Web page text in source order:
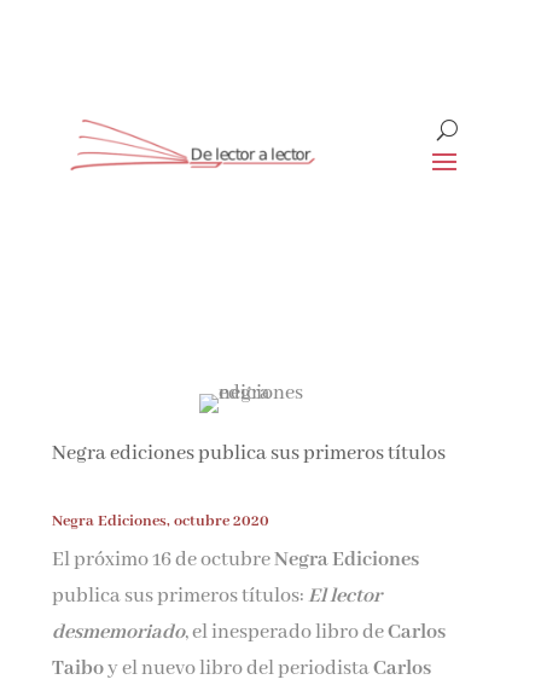
Negra ediciones publica sus primeros títulos
Negra Ediciones, octubre 2020
El próximo 16 de octubreNegra Ediciones
publica sus primeros títulos:El lector
desmemoriado, el inesperado libro deCarlos
Taiboy el nuevo libro del periodistaCarlos
Suscríbete
Únete a nuestra comunidad de amantes de la
Nombre*